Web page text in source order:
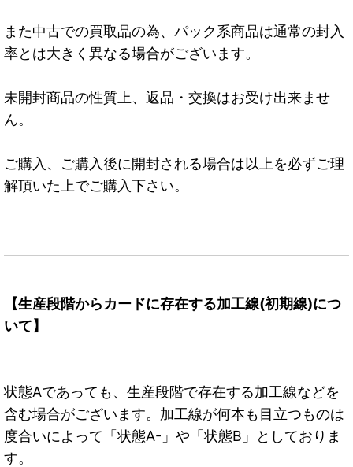
また中古での買取品の為、パック系商品は通常の封入
率とは大きく異なる場合がございます。
未開封商品の性質上、返品・交換はお受け出来ませ
ん。
ご購入、ご購入後に開封される場合は以上を必ずご理
解頂いた上でご購入下さい。
【生産段階からカードに存在する加工線(初期線)につ
いて】
状態Aであっても、生産段階で存在する加工線などを
含む場合がございます。加工線が何本も目立つものは
度合いによって「状態A-」や「状態B」としておりま
す。